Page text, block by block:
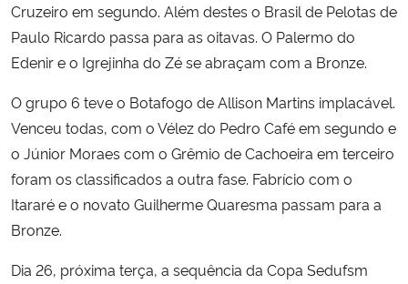
Cruzeiro em segundo. Além destes o Brasil de Pelotas de
Paulo Ricardo passa para as oitavas. O Palermo do
Edenir e o Igrejinha do Zé se abraçam com a Bronze.
O grupo 6 teve o Botafogo de Allison Martins implacável.
Venceu todas, com o Vélez do Pedro Café em segundo e
o Júnior Moraes com o Grêmio de Cachoeira em terceiro
foram os classificados a outra fase. Fabrício com o
Itararé e o novato Guilherme Quaresma passam para a
Bronze.
Dia 26, próxima terça, a sequência da Copa Sedufsm